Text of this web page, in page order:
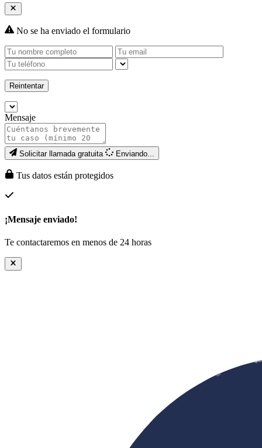
No se ha enviado el formulario
Reintentar
Mensaje
Solicitar llamada gratuita Enviando...
Tus datos están protegidos
¡Mensaje enviado!
Te contactaremos en menos de 24 horas